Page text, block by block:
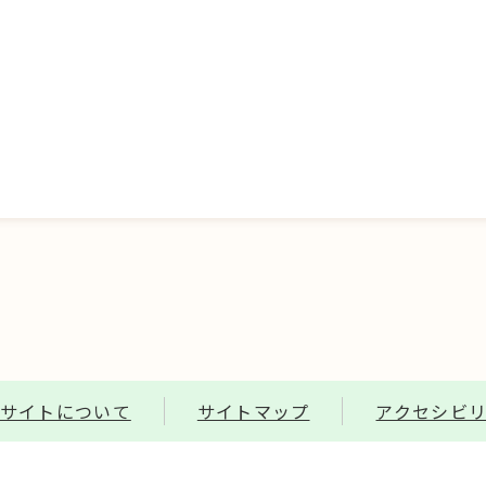
イトについて サイトマップ アクセシビ